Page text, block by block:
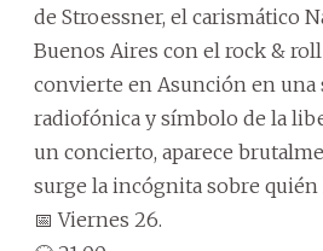
de Stroessner, el carismático
Buenos Aires con el rock & roll
convierte en Asunción en una
radiofónica y símbolo de la
un concierto, aparece
surge la incógnita sobre quién
📅 Viernes 26.